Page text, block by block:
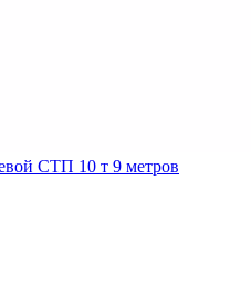
СТП 10 т 9 метров